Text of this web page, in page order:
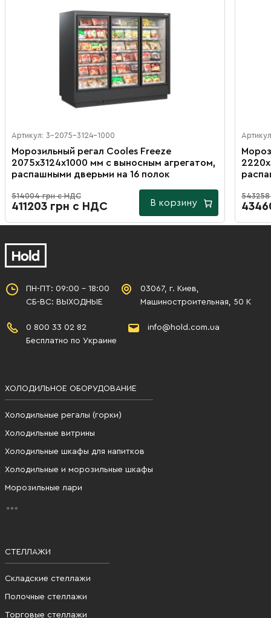
Артикул: 3-2075-3124-1000
Морозильный регал Cooles Freeze
2075х3124х1000 мм с выносным агрегатом,
распашными дверьми на 16 полок
514004 грн с НДС
411203 грн с НДС В корзину
ПН-ПТ: 09:00 - 18:00
СБ-ВС: ВЫХОДНЫЕ
03067, г. Киев,
Машиностроительная, 50 К
0 800 33 02 82
Бесплатно по Украине
info@hold.com.ua
ХОЛОДИЛЬНОЕ ОБОРУДОВАНИЕ
Холодильные регалы (горки)
Холодильные витрины
Холодильные шкафы для напитков
Холодильные и морозильные шкафы
Морозильные лари
СТЕЛЛАЖИ
Складские стеллажи
Полочные стеллажи
Торговые стеллажи